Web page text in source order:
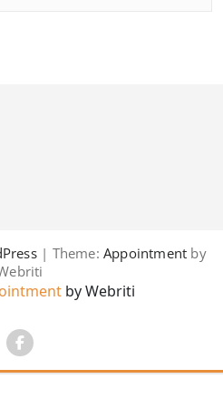
| Theme: Appointment by
by Webriti